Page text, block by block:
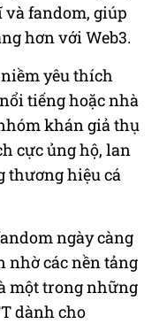
và fandom, giúp
hơn với Web3.
yêu thích
tiếng hoặc nhà
khán giả thụ
cực ủng hộ, lan
thương hiệu cá
ngày càng
nhờ các nền tảng
một trong những
dành cho